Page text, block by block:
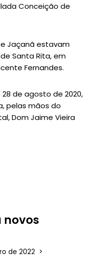
Conceição de
e Jaçanã estavam
Santa Rita, em
Fernandes.
de agosto de 2020,
pelas mãos do
Dom Jaime Vieira
novos
de 2022